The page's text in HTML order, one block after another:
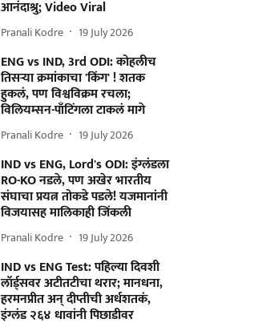
आनंदाश्रु; Video Viral
Pranali Kodre 19 July 2026
ENG vs IND, 3rd ODI: कोहलीच
तिसऱ्या क्रमांकाचा 'किंग' ! शतक
हुकलं, पण विश्वविक्रम रचला;
विलियम्सन-पाँटिंगला टाकलं मागे
Pranali Kodre 19 July 2026
IND vs ENG, Lord's ODI: इंग्लंडला
RO-KO नडले, पण अखेर भारतीय
संघाचा प्रयत्न तोकडे पडले! यजमानांनी
विजयासह मालिकाही जिंकली
Pranali Kodre 19 July 2026
IND vs ENG Test: पहिल्या दिवशी
लॉर्ड्सवर अटीतटीचा थरार; मानधना,
हरमनप्रीत अन् दीप्तीची अर्धशतकं,
इंग्लंड २६४ धावांनी पिछाडीवर